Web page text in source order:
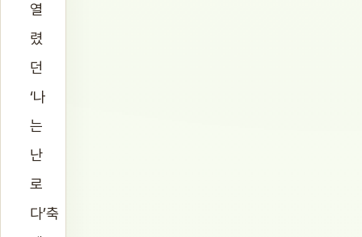
열
렸
던
‘나
는
난
로
다’축